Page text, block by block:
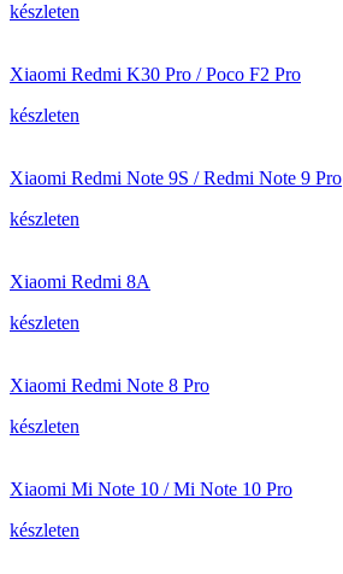
készleten
Xiaomi Redmi K30 Pro / Poco F2 Pro
készleten
Xiaomi Redmi Note 9S / Redmi Note 9 Pro
készleten
Xiaomi Redmi 8A
készleten
Xiaomi Redmi Note 8 Pro
készleten
Xiaomi Mi Note 10 / Mi Note 10 Pro
készleten